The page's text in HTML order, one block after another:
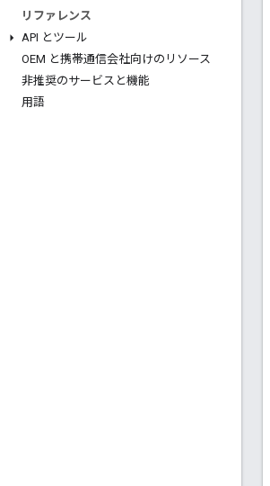
リファレンス
API とツール
OEM と携帯通信会社向けのリソース
非推奨のサービスと機能
用語